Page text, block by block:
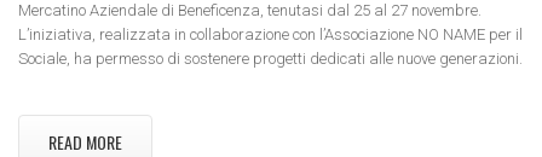
Mercatino Aziendale di Beneficenza, tenutasi dal 25 al 27 novembre.
L’iniziativa, realizzata in collaborazione con l’Associazione NO NAME per il
Sociale, ha permesso di sostenere progetti dedicati alle nuove generazioni.
READ MORE